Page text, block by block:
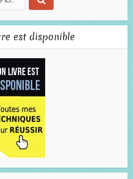
est disponible